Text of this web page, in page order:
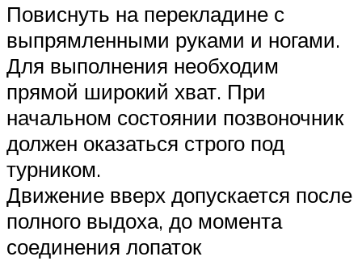
Повиснуть на перекладине с
выпрямленными руками и ногами.
Для выполнения необходим
прямой широкий хват. При
начальном состоянии позвоночник
должен оказаться строго под
турником.
Движение вверх допускается после
полного выдоха, до момента
соединения лопаток